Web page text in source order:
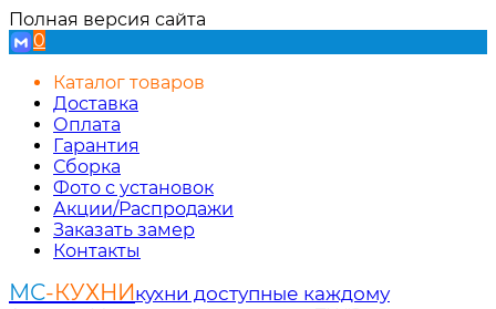
Полная версия сайта
0
Каталог товаров
Доставка
Оплата
Гарантия
Сборка
Фото с установок
Акции/Распродажи
Заказать замер
Контакты
МС-КУХНИкухни доступные каждому